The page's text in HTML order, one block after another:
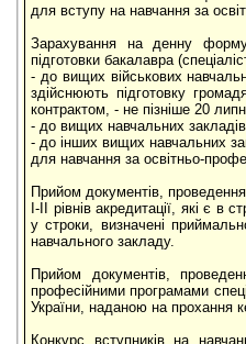
для вступу на навчання за
Зарахування на денну
підготовки бакалавра
- до вищих військових
здійснюють підготовку
контрактом, - не пізніше 20
- до вищих навчальних
- до інших вищих навчальних
для навчання за освітньо-
Прийом документів,
І-ІІ рівнів акредитації, які є
у строки, визначені
навчального закладу.
Прийом документів,
професійними програмами
України, наданою на прохання
Конкурс вступників на